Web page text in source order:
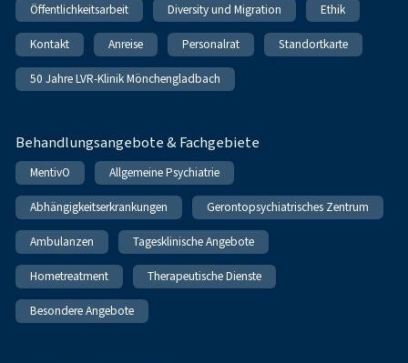
Öffentlichkeitsarbeit Diversity und Migration Ethik
Kontakt Anreise Personalrat Standortkarte
50 Jahre LVR-Klinik Mönchengladbach
Behandlungsangebote & Fachgebiete
MentivO Allgemeine Psychiatrie
Abhängigkeitserkrankungen Gerontopsychiatrisches Zentrum
Ambulanzen Tagesklinische Angebote
Hometreatment Therapeutische Dienste
Besondere Angebote